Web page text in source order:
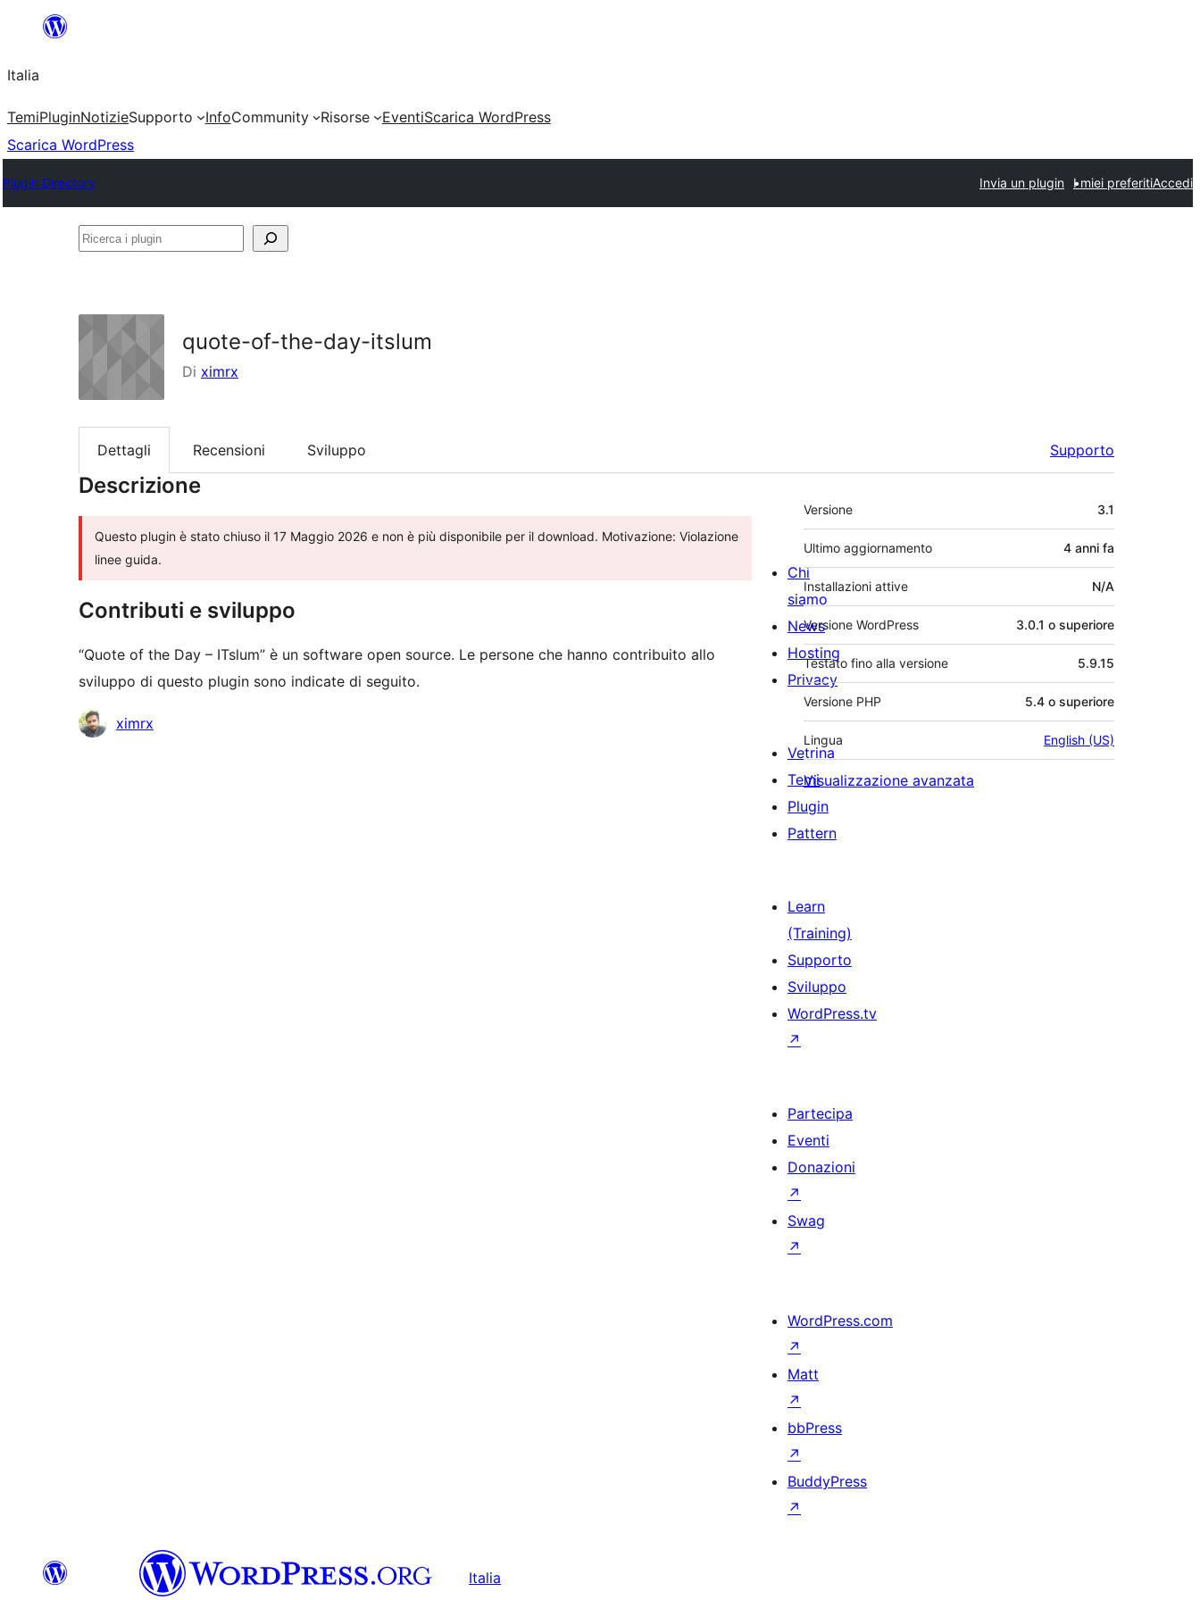
contenuto
Italia
TemiPluginNotizieSupporto InfoCommunity Risorse EventiScarica WordPress
Scarica WordPress
Plugin Directory Invia un plugin I miei preferitiAccedi
Ricerca
quote-of-the-day-itslum
Di ximrx
Dettagli Recensioni Sviluppo Supporto
Descrizione
Questo plugin è stato chiuso il 17 Maggio 2026 e non è più disponibile per il download. Motivazione: Violazione
linee guida.
Contributi e sviluppo
“Quote of the Day – ITslum” è un software open source. Le persone che hanno contribuito allo
sviluppo di questo plugin sono indicate di seguito.
Collaboratori
ximrx
Meta
Versione 3.1
Ultimo aggiornamento 4 anni fa
Installazioni attive N/A
Versione WordPress 3.0.1 o superiore
Testato fino alla versione 5.9.15
Versione PHP 5.4 o superiore
Lingua English (US)
Visualizzazione avanzata
Chi
siamo
News
Hosting
Privacy
Vetrina
Temi
Plugin
Pattern
Learn
(Training)
Supporto
Sviluppo
WordPress.tv
↗
Partecipa
Eventi
Donazioni
↗
Swag
↗
WordPress.com
↗
Matt
↗
bbPress
↗
BuddyPress
↗
Italia